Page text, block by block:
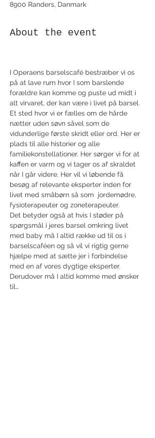
8900 Randers, Danmark
About the event
I Operaens barselscafé bestræber vi os
på at lave rum hvor I som barslende
forældre kan komme og puste ud midt i
alt virvaret, der kan være i livet på barsel.
Et sted hvor vi er fælles om de hårde
nætter uden søvn såvel som de
vidunderlige første skridt eller ord. Her er
plads til alle historier og alle
familiekonstellationer. Her sørger vi for at
kaffen er varm og vi tager os af skraldet
når I går videre. Her vil vi løbende få
besøg af relevante eksperter inden for
livet med småbørn så som  jordemødre,
fysioterapeuter og zoneterapeuter.
Det betyder også at hvis I støder på
spørgsmål i jeres barsel omkring livet
med baby må I altid række ud til os i
barselscaféen og så vil vi rigtig gerne
hjælpe med at sætte jer i forbindelse
med en af vores dygtige eksperter.
Derudover må I altid komme med ønsker
til…